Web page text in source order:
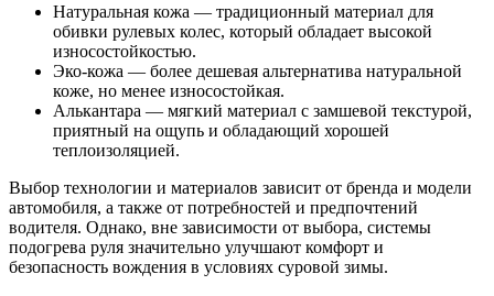
Натуральная кожа — традиционный материал для
обивки рулевых колес, который обладает высокой
износостойкостью.
Эко-кожа — более дешевая альтернатива натуральной
коже, но менее износостойкая.
Алькантара — мягкий материал с замшевой текстурой,
приятный на ощупь и обладающий хорошей
теплоизоляцией.
Выбор технологии и материалов зависит от бренда и модели
автомобиля, а также от потребностей и предпочтений
водителя. Однако, вне зависимости от выбора, системы
подогрева руля значительно улучшают комфорт и
безопасность вождения в условиях суровой зимы.